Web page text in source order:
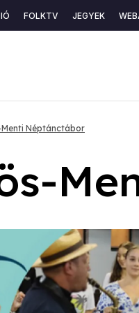
FOLKTV JEGYEK
Néptánctábor